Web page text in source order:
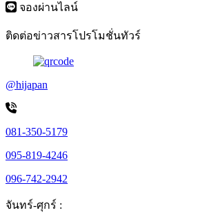
จองผ่านไลน์
ติดต่อข่าวสารโปรโมชั่นทัวร์
@hijapan
081-350-5179
095-819-4246
096-742-2942
จันทร์-ศุกร์ :